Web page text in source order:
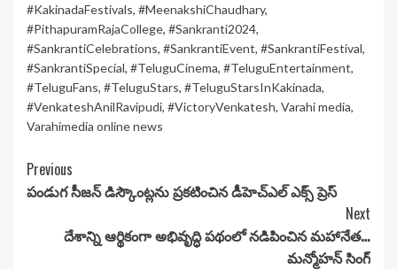
#KakinadaFestivals, #MeenakshiChaudhary,
#PithapuramRajaCollege, #Sankranti2024,
#SankrantiCelebrations, #SankrantiEvent, #SankrantiFestival,
#SankrantiSpecial, #TeluguCinema, #TeluguEntertainment,
#TeluguFans, #TeluguStars, #TeluguStarsInKakinada,
#VenkateshAnilRavipudi, #VictoryVenkatesh, Varahi media,
Varahimedia online news
Continue
Reading
Previous
పండుగ సీజన్ డిస్కౌంట్లను ప్రకటించిన డీహెచ్ఎల్ ఎక్స్ ప్రెస్
Next
దేశాన్ని ఆర్థికంగా అభివృద్ధి పథంలో నడిపించిన మహానేత…
మన్మోహన్ సింగ్